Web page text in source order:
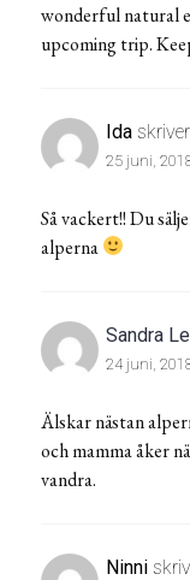
wonderful natural
upcoming trip.
Ida
25 juni,
Så vackert!! Du
alperna
Sandra
24 juni,
Älskar nästan
och mamma åker
vandra.
Ninni